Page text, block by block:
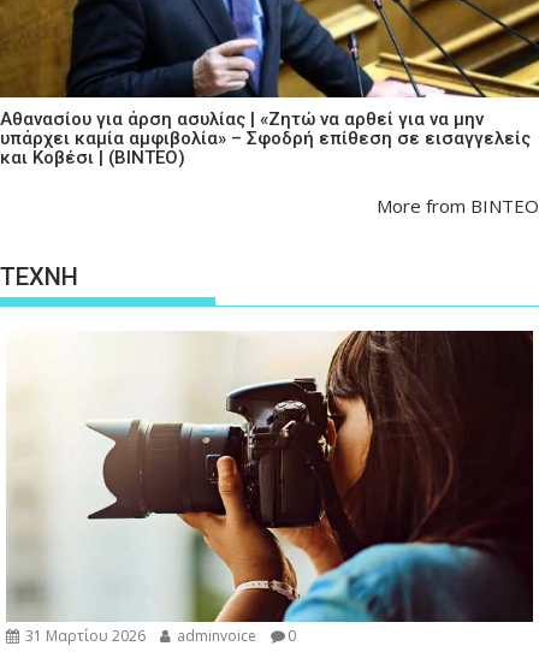
Αθανασίου για άρση ασυλίας | «Ζητώ να αρθεί για να μην
υπάρχει καμία αμφιβολία» – Σφοδρή επίθεση σε εισαγγελείς
και Κοβέσι | (ΒΙΝΤΕΟ)
More from ΒΙΝΤΕΟ
ΤΕΧΝΗ
31 Μαρτίου 2026 adminvoice 0